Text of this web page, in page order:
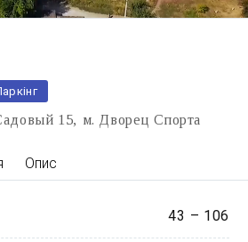
15 м. Дворец Спорта
Опис
43 – 106